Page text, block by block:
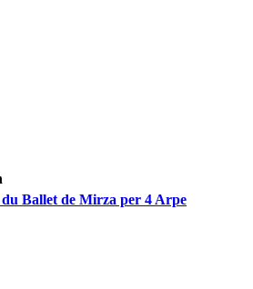
Ballet de Mirza per 4 Arpe